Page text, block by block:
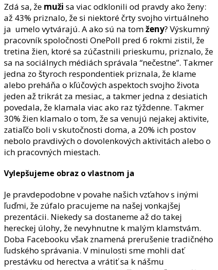
Zdá sa, že muži sa viac odklonili od pravdy ako ženy:
až 43% priznalo, že si niektoré črty svojho virtuálneho
ja umelo vytvárajú. A ako sú na tomženy? Výskumný
pracovník spoločnosti OnePoll pred 6 rokmi zistil, že
tretina žien, ktoré sa zúčastnili prieskumu, priznalo, že
sa na sociálnych médiách správala “nečestne”. Takmer
jedna zo štyroch respondentiek priznala, že klame
alebo preháňa o kľúčových aspektoch svojho života
jeden až trikrát za mesiac, a takmer jedna z desiatich
povedala, že klamala viac ako raz týždenne. Takmer
30% žien klamalo o tom, že sa venujú nejakej aktivite,
zatiaľčo boli v skutočnosti doma, a 20% ich postov
nebolo pravdivých o dovolenkových aktivitách alebo o
ich pracovných miestach.
Vylepšujeme obraz o vlastnom ja
Je pravdepodobne v povahe našich vzťahov s inými
ľuďmi, že zúfalo pracujeme na našej vonkajšej
prezentácii. Niekedy sa dostaneme až do takej
hereckej úlohy, že nevyhnutne k malým klamstvám.
Doba Facebooku však znamená prerušenie tradičného
ľudského správania. V minulosti sme mohli dať
prestávku od herectva a vrátiť sa k nášmu